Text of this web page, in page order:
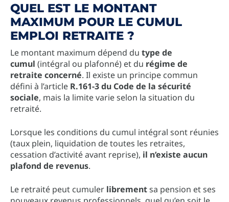
QUEL EST LE MONTANT
MAXIMUM POUR LE CUMUL
EMPLOI RETRAITE ?
Le montant maximum dépend du type de
cumul (intégral ou plafonné) et du régime de
retraite concerné. Il existe un principe commun
défini à l’article R.161-3 du Code de la sécurité
sociale, mais la limite varie selon la situation du
retraité.
Lorsque les conditions du cumul intégral sont réunies
(taux plein, liquidation de toutes les retraites,
cessation d’activité avant reprise), il n’existe aucun
plafond de revenus.
Le retraité peut cumuler librementsa pension et ses